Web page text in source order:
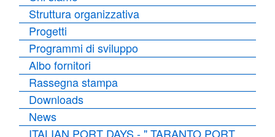
Struttura organizzativa
Progetti
Programmi di sviluppo
Albo fornitori
Rassegna stampa
Downloads
News
ITALIAN PORT DAYS - " TARANTO PORT